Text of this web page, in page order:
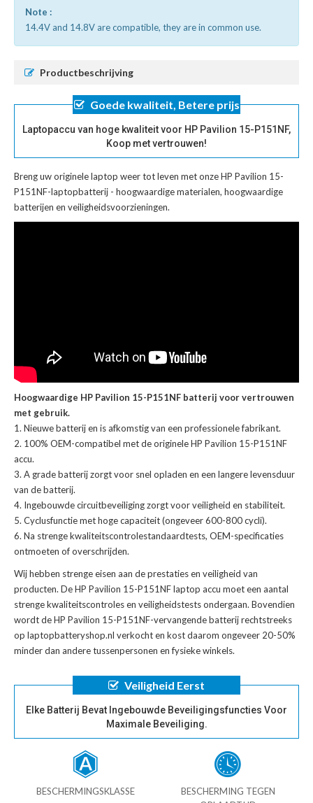
Note :
14.4V and 14.8V are compatible, they are in common use.
Productbeschrijving
Goede kwaliteit, Betere prijs
Laptopaccu van hoge kwaliteit voor HP Pavilion 15-P151NF,
Koop met vertrouwen!
Breng uw originele laptop weer tot leven met onzeHP Pavilion 15-
P151NF-laptopbatterij - hoogwaardige materialen, hoogwaardige
batterijen en veiligheidsvoorzieningen.
Hoogwaardige HP Pavilion 15-P151NF batterij voor vertrouwen
met gebruik.
Nieuwe batterij en is afkomstig van een professionele fabrikant.
100% OEM-compatibel met deoriginele HP Pavilion 15-P151NF
accu.
A grade batterij zorgt voor snel opladen en een langere levensduur
van de batterij.
Ingebouwde circuitbeveiliging zorgt voor veiligheid en stabiliteit.
Cyclusfunctie met hoge capaciteit (ongeveer 600-800 cycli).
Na strenge kwaliteitscontrolestandaardtests, OEM-specificaties
ontmoeten of overschrijden.
Wij hebben strenge eisen aan de prestaties en veiligheid van
producten. DeHP Pavilion 15-P151NF laptop accu moet een aantal
strenge kwaliteitscontroles en veiligheidstests ondergaan. Bovendien
wordt deHP Pavilion 15-P151NF-vervangende batterijrechtstreeks
op laptopbatteryshop.nl verkocht en kost daarom ongeveer 20-50%
minder dan andere tussenpersonen en fysieke winkels.
Veiligheid Eerst
Elke Batterij Bevat Ingebouwde Beveiligingsfuncties Voor
Maximale Beveiliging.
BESCHERMINGSKLASSE
BESCHERMING TEGEN